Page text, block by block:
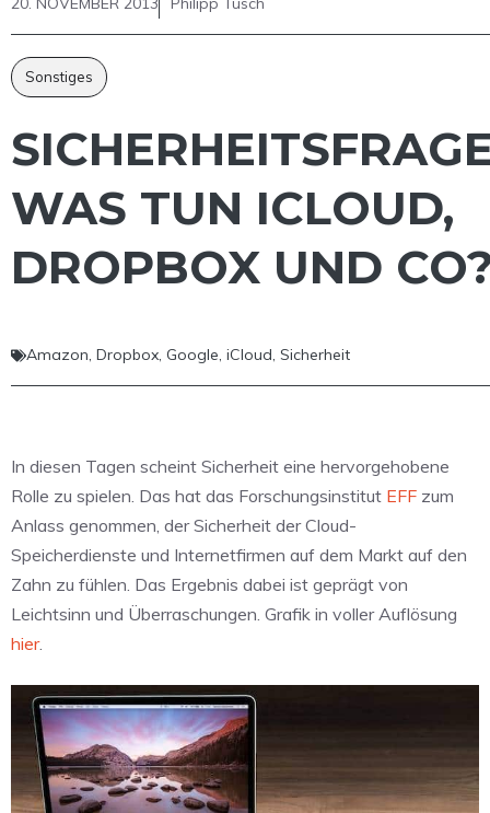
Sonstiges
WAS TUN ICLOUD,
DROPBOX UND
Amazon, Dropbox, Google, iCloud, Sicherheit
In diesen Tagen scheint Sicherheit eine hervorgehobene
Rolle zu spielen. Das hat das Forschungsinstitut EFF zum
Anlass genommen, der Sicherheit der Cloud-
Speicherdienste und Internetfirmen auf dem Markt auf den
Zahn zu fühlen. Das Ergebnis dabei ist geprägt von
Leichtsinn und Überraschungen. Grafik in voller Auflösung
hier.